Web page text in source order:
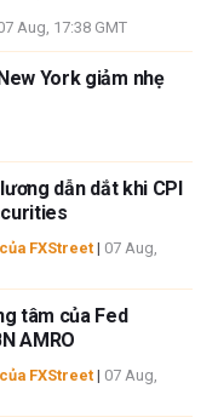
Aug, 17:38 GMT
York giảm nhẹ
dẫn dắt khi CPI
FXStreet | 07 Aug,
tâm của Fed
AMRO
FXStreet | 07 Aug,